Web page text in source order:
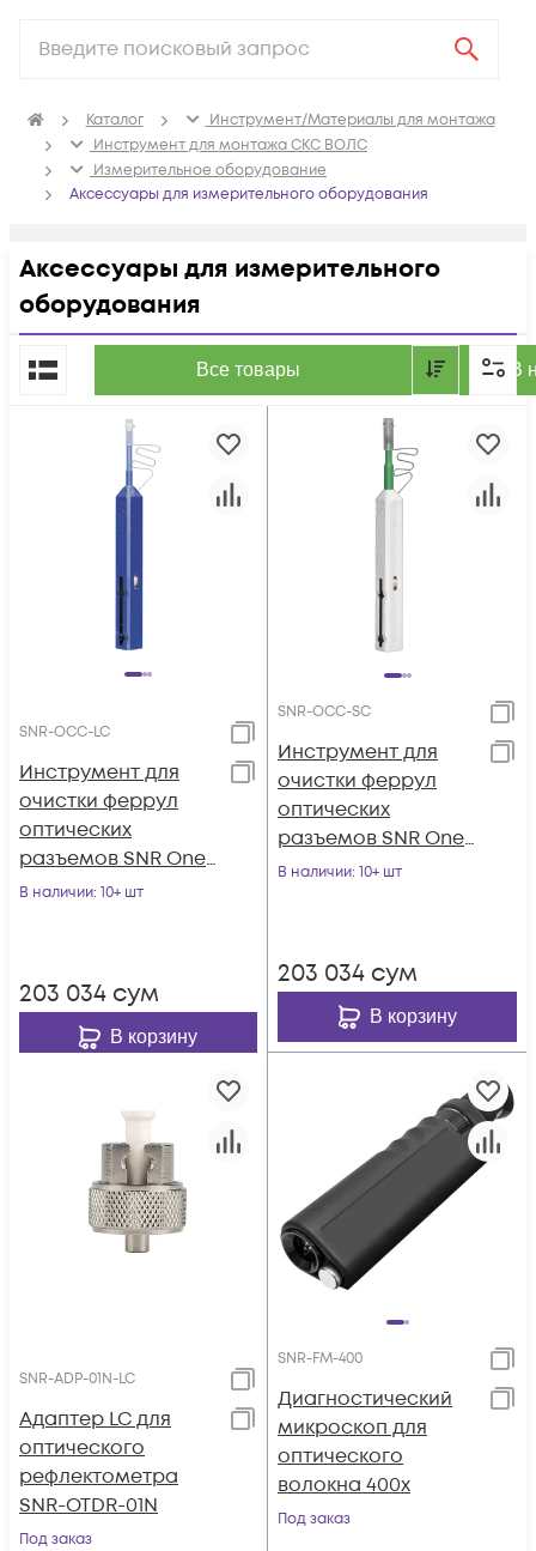
Каталог
Инструмент/Материалы для монтажа
Инструмент для монтажа СКС ВОЛС
Измерительное оборудование
Аксессуары для измерительного оборудования
Аксессуары для измерительного
оборудования
Все товары В
По популярности
SNR-OCC-LC
Инструмент для
очистки феррул
оптических
разъемов SNR One-
Click-Cleaner SNR-
В наличии: 10+ шт
203 034 сум
В корзину
SNR-OCC-SC
Инструмент для
очистки феррул
оптических
разъемов SNR One-
Click-Cleaner SNR-
В наличии: 10+ шт
203 034 сум
В корзину
SNR-ADP-01N-LC
Адаптер LC для
оптического
рефлектометра
SNR-OTDR-01N
Под заказ
SNR-FM-400
Диагностический
микроскоп для
оптического
волокна 400x
Под заказ